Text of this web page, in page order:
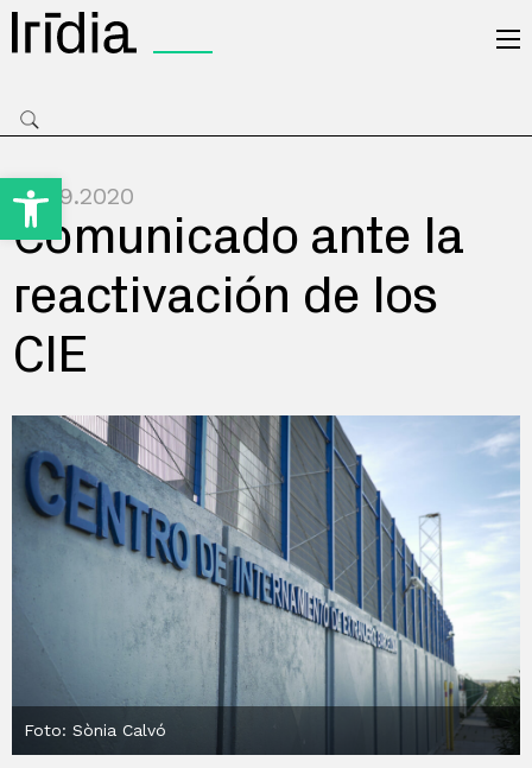
Open toolbar
25.09.2020
Comunicado ante la
reactivación de los
CIE
Foto: Sònia Calvó